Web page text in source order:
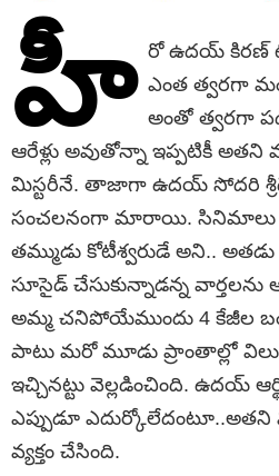
హీ రో ఉదయ్ కిరణ్
ఎంత త్వరగా
అంతో త్వరగా
ఆరేళ్లు అవుతోన్నా ఇప్పటికీ
మిస్టరీనే. తాజాగా ఉదయ్ సోదరి
సంచలనంగా మారాయి.
తమ్ముడు కోటీశ్వరుడే అని.. అతడు
సూసైడ్ చేసుకున్నాడన్న
అమ్మ చనిపోయేముందు 4 కేజీల
పాటు మరో మూడు ప్రాంతాల్లో
ఇచ్చినట్టు వెల్లడించింది. ఉదయ్
ఎప్పుడూ
వ్యక్తం చేసింది.